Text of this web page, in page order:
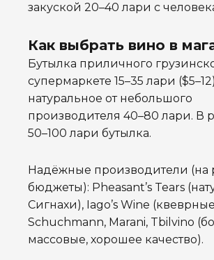
закуской 20–40 лари с
Как выбрать вино в
Бутылка приличного
супермаркете 15–35 лари
натуральное от небольшого
производителя 40–80 лари. В
50–100 лари бутылка.
Надёжные производители (на
бюджеты): Pheasant’s Tears
Сигнахи), Iago’s Wine
Schuchmann, Marani, Tbilvino
массовые, хорошее качество).